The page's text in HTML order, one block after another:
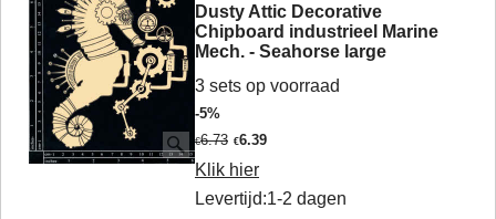
Dusty Attic Decorative
Chipboard industrieel Marine
Mech. - Seahorse large
3 sets op voorraad
-5%
€6.73 €6.39
Klik hier
Levertijd:1-2 dagen